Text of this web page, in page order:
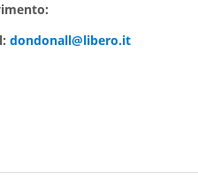
dondonall@libero.it